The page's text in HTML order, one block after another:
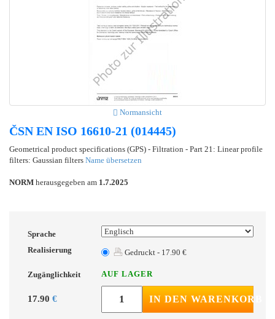
Normansicht
ČSN EN ISO 16610-21 (014445)
Geometrical product specifications (GPS) - Filtration - Part 21: Linear profile
filters: Gaussian filters Name übersetzen
NORM herausgegeben am 1.7.2025
Sprache
Realisierung
Gedruckt - 17.90 €
Zugänglichkeit AUF LAGER
17.90 € IN DEN WARENKORB